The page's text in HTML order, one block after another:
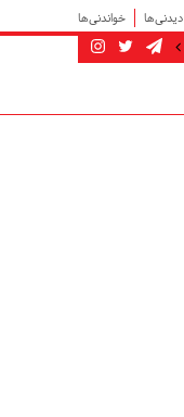
دیدنی‌ها خواندنی‌ها